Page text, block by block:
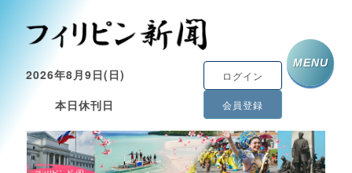
2026年8月9日(日)
本日休刊日
ログイン
会員登録
MENU